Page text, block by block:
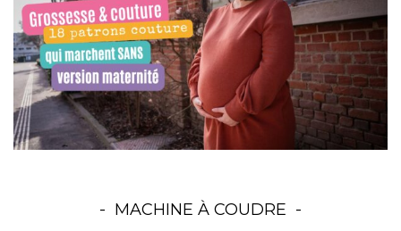
MACHINE À COUDRE